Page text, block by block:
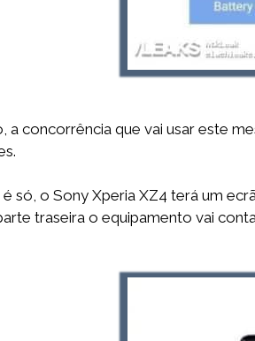
a concorrência que vai usar este
é só, o Sony Xperia XZ4 terá um
traseira o equipamento vai